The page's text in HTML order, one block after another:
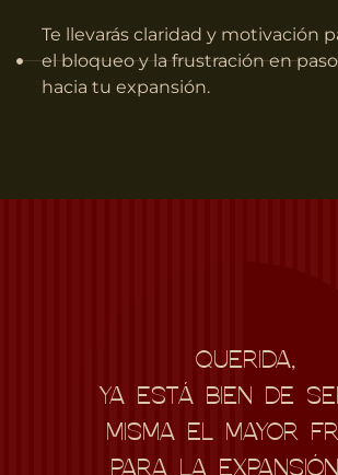
Te llevarás claridad y motivación
el bloqueo y la frustración en
hacia tu expansión.
QUERIDA,
YA ESTÁ BIEN DE
MISMA EL MAYOR
PARA LA